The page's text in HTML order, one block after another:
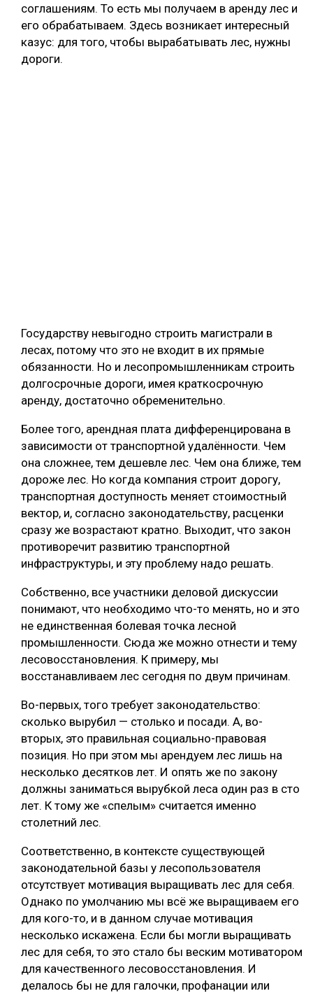
соглашениям. То есть мы получаем в аренду лес и
его обрабатываем. Здесь возникает интересный
казус: для того, чтобы вырабатывать лес, нужны
дороги.
Государству невыгодно строить магистрали в
лесах, потому что это не входит в их прямые
обязанности. Но и лесопромышленникам строить
долгосрочные дороги, имея краткосрочную
аренду, достаточно обременительно.
Более того, арендная плата дифференцирована в
зависимости от транспортной удалённости. Чем
она сложнее, тем дешевле лес. Чем она ближе, тем
дороже лес. Но когда компания строит дорогу,
транспортная доступность меняет стоимостный
вектор, и, согласно законодательству, расценки
сразу же возрастают кратно. Выходит, что закон
противоречит развитию транспортной
инфраструктуры, и эту проблему надо решать.
Собственно, все участники деловой дискуссии
понимают, что необходимо что-то менять, но и это
не единственная болевая точка лесной
промышленности. Сюда же можно отнести и тему
лесовосстановления. К примеру, мы
восстанавливаем лес сегодня по двум причинам.
Во-первых, того требует законодательство:
сколько вырубил — столько и посади. А, во-
вторых, это правильная социально-правовая
позиция. Но при этом мы арендуем лес лишь на
несколько десятков лет. И опять же по закону
должны заниматься вырубкой леса один раз в сто
лет. К тому же «спелым» считается именно
столетний лес.
Соответственно, в контексте существующей
законодательной базы у лесопользователя
отсутствует мотивация выращивать лес для себя.
Однако по умолчанию мы всё же выращиваем его
для кого-то, и в данном случае мотивация
несколько искажена. Если бы могли выращивать
лес для себя, то это стало бы веским мотиватором
для качественного лесовосстановления. И
делалось бы не для галочки, профанации или